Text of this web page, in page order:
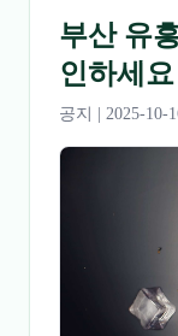
부산 유
인하세요
공지 | 2025-10-